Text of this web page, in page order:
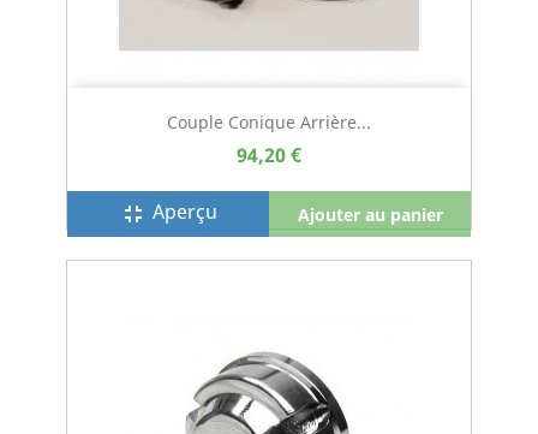
Couple Conique Arrière...
94,20 €
fullscreen_exit Aperçu Ajouter au panier